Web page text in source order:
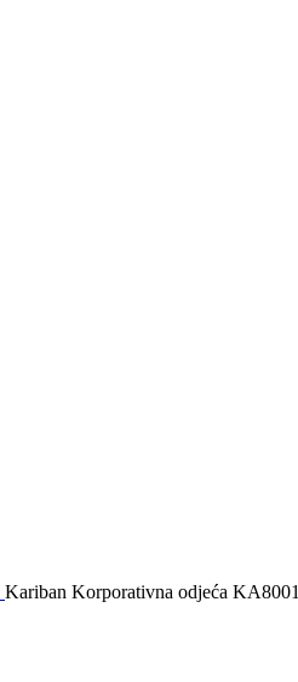
Kariban Korporativna odjeća KA8001